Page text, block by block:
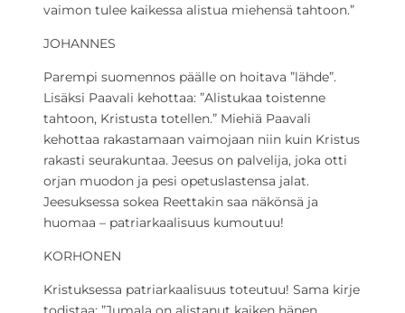
vaimon tulee kaikessa alistua miehensä tahtoon.”
JOHANNES
Parempi suomennos päälle on hoitava ”lähde”.
Lisäksi Paavali kehottaa: ”Alistukaa toistenne
tahtoon, Kristusta totellen.” Miehiä Paavali
kehottaa rakastamaan vaimojaan niin kuin Kristus
rakasti seurakuntaa. Jeesus on palvelija, joka otti
orjan muodon ja pesi opetuslastensa jalat.
Jeesuksessa sokea Reettakin saa näkönsä ja
huomaa – patriarkaalisuus kumoutuu!
KORHONEN
Kristuksessa patriarkaalisuus toteutuu! Sama kirje